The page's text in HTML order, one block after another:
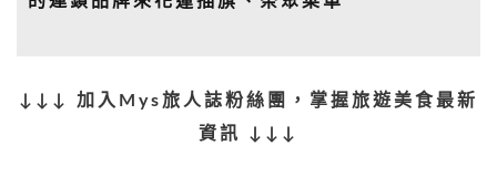
↓↓↓ 加入Mys旅人誌粉絲團，掌握旅遊美食最新
資訊 ↓↓↓